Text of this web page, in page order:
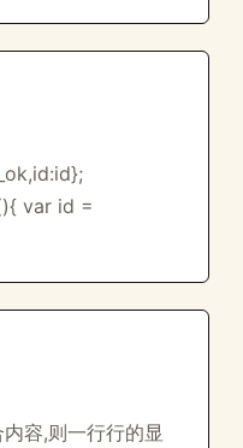
var id =
容,则一行行的显